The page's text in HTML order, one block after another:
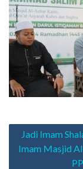
Navigasi
pos
Jadi Imam
Imam Masjid